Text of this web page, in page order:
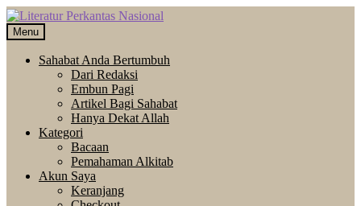
Skip
to
navigation
Langsung
ke
isi
Menu
Sahabat Anda Bertumbuh
Dari Redaksi
Embun Pagi
Artikel Bagi Sahabat
Hanya Dekat Allah
Kategori
Bacaan
Pemahaman Alkitab
Akun Saya
Keranjang